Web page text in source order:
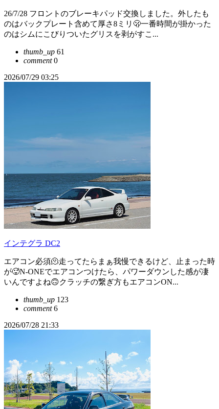
26/7/28 フロントのブレーキパッド交換しました。外したも
のはバックプレート含めて厚さ8ミリ🫢一番時間が掛かった
のはシムにこびりついたグリスを剥がすこ...
thumb_up 61
comment0
2026/07/29 03:25
インテグラ DC2
エアコン必須🫠走ってたらまぁ我慢できるけど、止まった時
が🥵N-ONEでエアコンつけたら、パワーダウンした感が凄
いんですよね🙃クラッチの繋ぎ方もエアコンON...
thumb_up 123
comment6
2026/07/28 21:33